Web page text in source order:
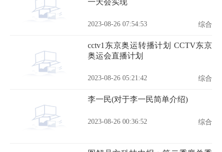
一天会实现
2023-08-26 07:54:53 综合
cctv1东京奥运转播计划 CCTV东京
奥运会直播计划
2023-08-26 05:21:42 综合
李一民(对于李一民简单介绍)
2023-08-26 00:36:52 综合